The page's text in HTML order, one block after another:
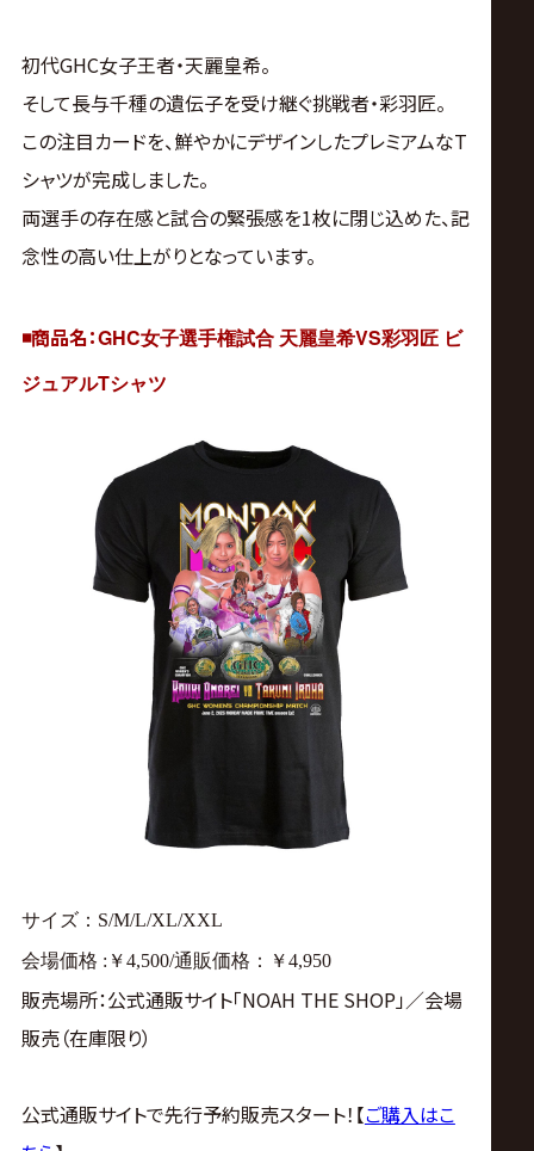
サ
イ
ト
初代GHC女子王者・天麗皇希。
そして長与千種の遺伝子を受け継ぐ挑戦者・彩羽匠。
この注目カードを、鮮やかにデザインしたプレミアムなT
シャツが完成しました。
両選手の存在感と試合の緊張感を1枚に閉じ込めた、記
念性の高い仕上がりとなっています。
◾️商品名：GHC女子選手権試合 天麗皇希VS彩羽匠 ビ
ジュアルTシャツ
サイズ：S/M/L/XL/XXL
会場価格 :￥4,500/通販価格：￥4,950
販売場所：公式通販サイト「NOAH THE SHOP」／会場
販売（在庫限り）
公式通販サイトで先行予約販売スタート！【ご購入はこ